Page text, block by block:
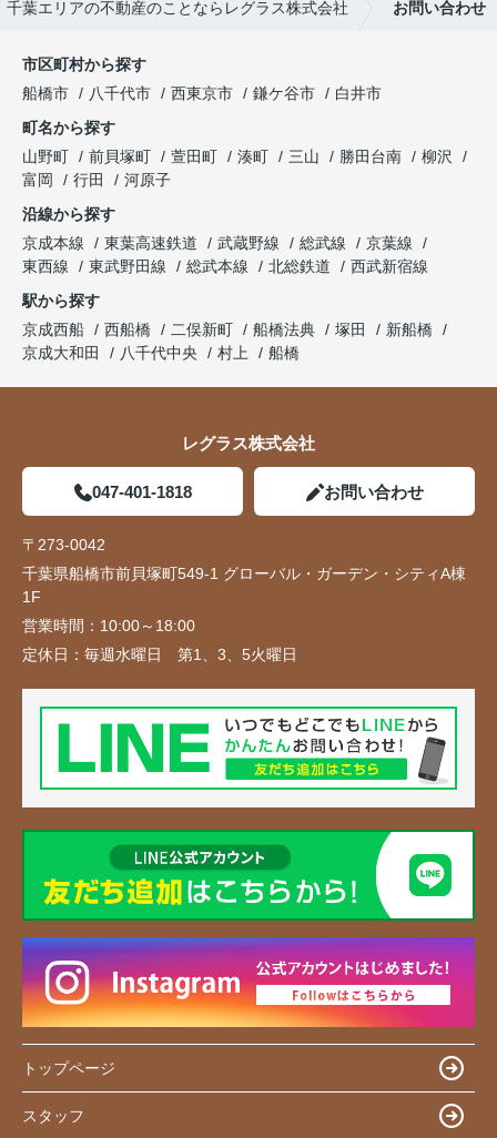
千葉エリアの不動産のことならレグラス株式会社 お問い合わせ
市区町村から探す
船橋市
八千代市 西東京市 鎌ケ谷市
白井市
町名から探す
山野町
前貝塚町 萱田町 湊町 三山 勝田台南
柳沢
富岡
行田
河原子
沿線から探す
京成本線
東葉高速鉄道 武蔵野線 総武線
京葉線
東西線
東武野田線 総武本線 北総鉄道
西武新宿線
駅から探す
京成西船
西船橋 二俣新町 船橋法典 塚田
新船橋
京成大和田
八千代中央 村上 船橋
レグラス株式会社
047-401-1818 お問い合わせ
〒273-0042
千葉県船橋市前貝塚町549-1 グローバル・ガーデン・シティA棟
1F
営業時間： 10:00～18:00
定休日： 毎週水曜日 第1、3、5火曜日
トップページ
スタッフ